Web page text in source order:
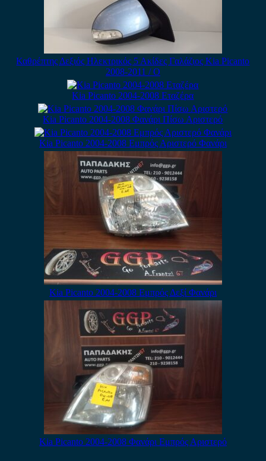
Καθρέπτης Δεξιός Ηλεκτρικός 5 Ακίδες Γαλάζιος Kia Picanto
2008-2011 / Ο
Kia Picanto 2004-2008 Εταζέρα
Kia Picanto 2004-2008 Φανάρι Πίσω Αριστερό
Kia Picanto 2004-2008 Εμπρός Αριστερό Φανάρι
Kia Picanto 2004-2008 Εμπρός Δεξί Φανάρι
Kia Picanto 2004-2008 Φανάρι Εμπρός Αριστερό